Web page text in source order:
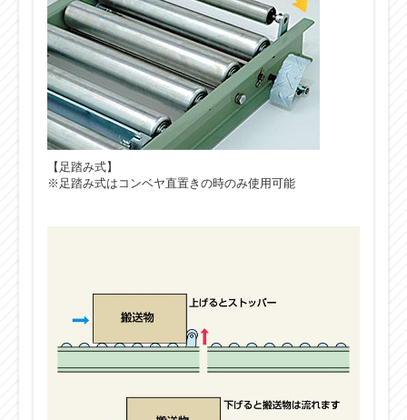
【足踏み式】
※足踏み式はコンベヤ直置きの時のみ使用可能